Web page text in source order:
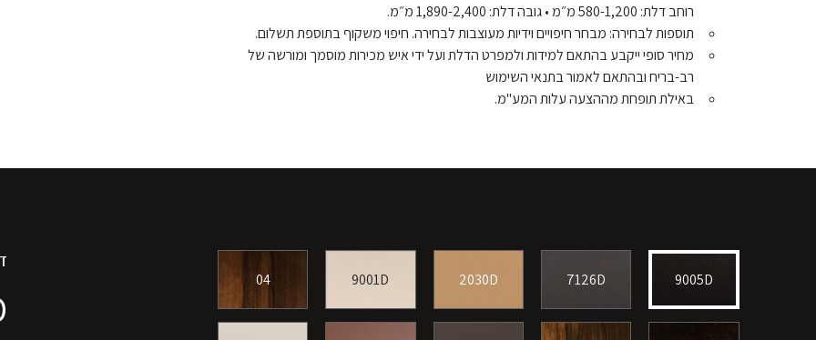
רוחב דלת: 580-1,200 מ״מ • גובה דלת: 1,890-2,400 מ״מ.
תוספות לבחירה: מבחר חיפויים וידיות מעוצבות לבחירה. חיפוי משקוף בתוספת תשלום.
מחיר סופי ייקבע בהתאם למידות ולמפרט הדלת ועל ידי איש מכירות מוסמך ומורשה של
רב-בריח ובהתאם לאמור בתנאי השימוש
באילת תופחת מההצעה עלות המע"מ.
9005D
7126D
2030D
9001D
04